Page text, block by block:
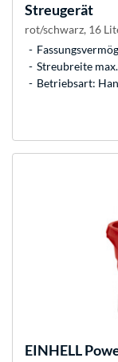
Streugerät
rot/schwarz, 16
Streubreite
Betriebsart:
EINHELL